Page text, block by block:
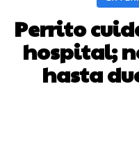
Perrito
hospital;
hasta